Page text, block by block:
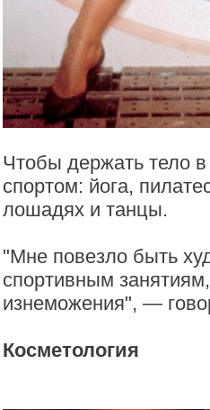
Чтобы держать тело
спортом: йога,
лошадях и танцы.
"Мне повезло быть
спортивным
изнеможения", —
Косметология